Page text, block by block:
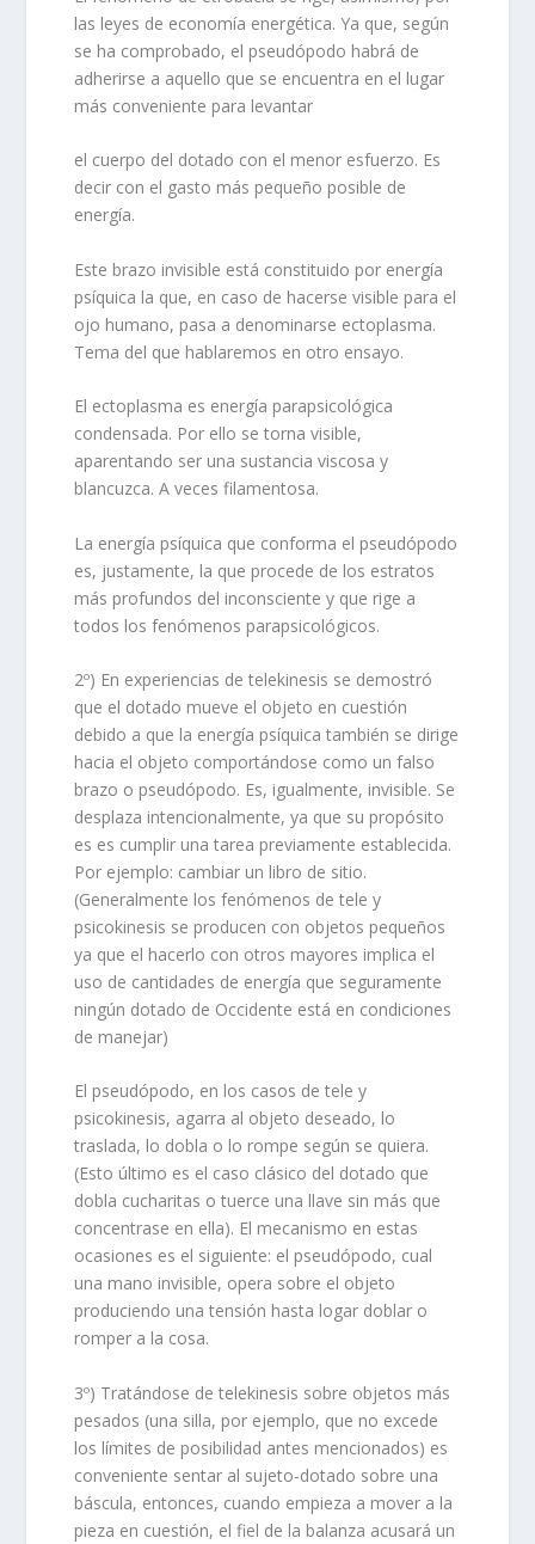
las leyes de economía energética. Ya que, según
se ha comprobado, el pseudópodo habrá de
adherirse a aquello que se encuentra en el lugar
más conveniente para levantar
el cuerpo del dotado con el menor esfuerzo. Es
decir con el gasto más pequeño posible de
energía.
Este brazo invisible está constituido por energía
psíquica la que, en caso de hacerse visible para el
ojo humano, pasa a denominarse ectoplasma.
Tema del que hablaremos en otro ensayo.
El ectoplasma es energía parapsicológica
condensada. Por ello se torna visible,
aparentando ser una sustancia viscosa y
blancuzca. A veces filamentosa.
La energía psíquica que conforma el pseudópodo
es, justamente, la que procede de los estratos
más profundos del inconsciente y que rige a
todos los fenómenos parapsicológicos.
2º) En experiencias de telekinesis se demostró
que el dotado mueve el objeto en cuestión
debido a que la energía psíquica también se dirige
hacia el objeto comportándose como un falso
brazo o pseudópodo. Es, igualmente, invisible. Se
desplaza intencionalmente, ya que su propósito
es es cumplir una tarea previamente establecida.
Por ejemplo: cambiar un libro de sitio.
(Generalmente los fenómenos de tele y
psicokinesis se producen con objetos pequeños
ya que el hacerlo con otros mayores implica el
uso de cantidades de energía que seguramente
ningún dotado de Occidente está en condiciones
de manejar)
El pseudópodo, en los casos de tele y
psicokinesis, agarra al objeto deseado, lo
traslada, lo dobla o lo rompe según se quiera.
(Esto último es el caso clásico del dotado que
dobla cucharitas o tuerce una llave sin más que
concentrase en ella). El mecanismo en estas
ocasiones es el siguiente: el pseudópodo, cual
una mano invisible, opera sobre el objeto
produciendo una tensión hasta logar doblar o
romper a la cosa.
3º) Tratándose de telekinesis sobre objetos más
pesados (una silla, por ejemplo, que no excede
los límites de posibilidad antes mencionados) es
conveniente sentar al sujeto-dotado sobre una
báscula, entonces, cuando empieza a mover a la
pieza en cuestión, el fiel de la balanza acusará un